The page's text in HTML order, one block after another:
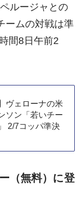
ルージャとの
ームの対戦は準
間8日午前2
ヴェローナの米
ソン「若いチー
2/7コッパ準決
（無料）に登